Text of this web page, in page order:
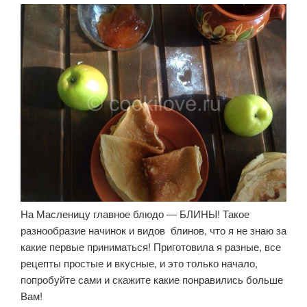
На Масленицу главное блюдо — БЛИНЫ! Такое
разнообразие начинок и видов блинов, что я не знаю за
какие первые приниматься! Приготовила я разные, все
рецепты простые и вкусные, и это только начало,
попробуйте сами и скажите какие понравились больше
Вам!